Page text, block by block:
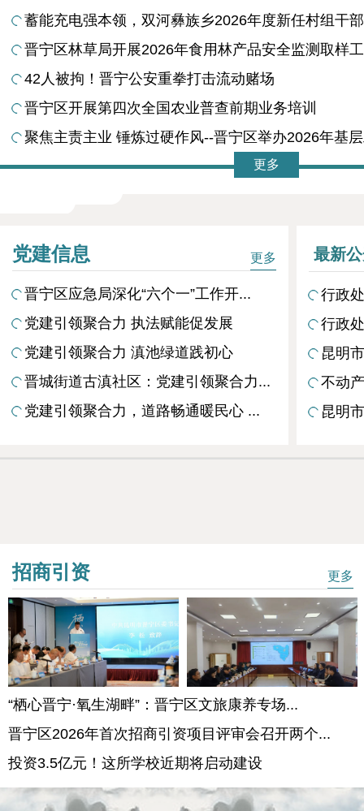
蓄能充电强本领，双河彝族乡2026年度新任村组干
晋宁区林草局开展2026年食用林产品安全监测取样
42人被拘！晋宁公安重拳打击流动赌场
晋宁区开展第四次全国农业普查前期业务培训
聚焦主责主业 锤炼过硬作风--晋宁区举办2026年基
更多
党建信息 更多
晋宁区应急局深化“六个一”工作开...
党建引领聚合力 执法赋能促发展
党建引领聚合力 滇池绿道践初心
晋城街道古滇社区：党建引领聚合力...
党建引领聚合力，道路畅通暖民心 ...
最新
行政
行政
昆明
不动
昆明
招商引资 更多
“栖心晋宁·氧生湖畔”：晋宁区文旅康养专场...
晋宁区2026年首次招商引资项目评审会召开两个...
投资3.5亿元！这所学校近期将启动建设